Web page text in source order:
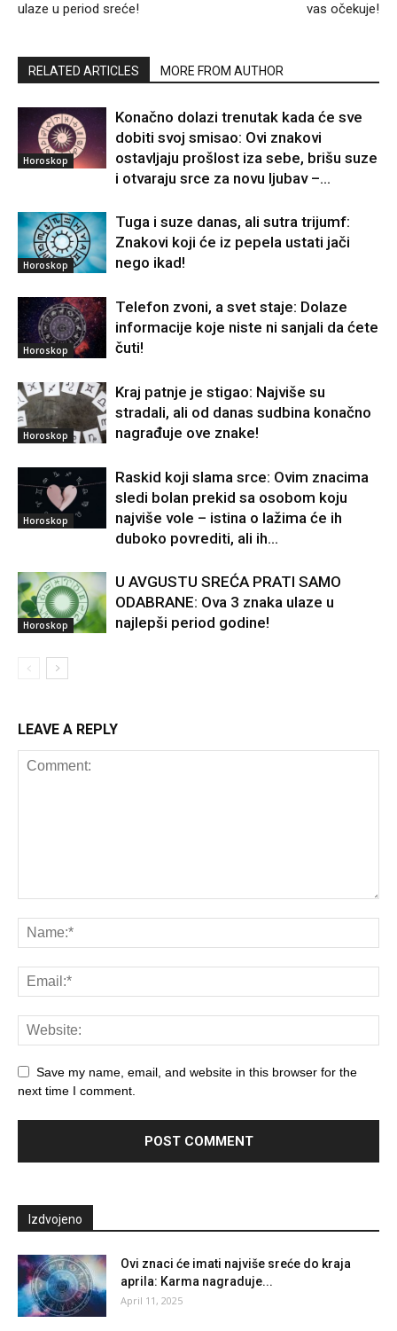
ulaze u period sreće!
vas očekuje!
RELATED ARTICLES MORE FROM AUTHOR
Horoskop
Konačno dolazi trenutak kada će sve
dobiti svoj smisao: Ovi znakovi
ostavljaju prošlost iza sebe, brišu suze
i otvaraju srce za novu ljubav –...
Horoskop
Tuga i suze danas, ali sutra trijumf:
Znakovi koji će iz pepela ustati jači
nego ikad!
Horoskop
Telefon zvoni, a svet staje: Dolaze
informacije koje niste ni sanjali da ćete
čuti!
Horoskop
Kraj patnje je stigao: Najviše su
stradali, ali od danas sudbina konačno
nagrađuje ove znake!
Horoskop
Raskid koji slama srce: Ovim znacima
sledi bolan prekid sa osobom koju
najviše vole – istina o lažima će ih
duboko povrediti, ali ih...
Horoskop
U AVGUSTU SREĆA PRATI SAMO
ODABRANE: Ova 3 znaka ulaze u
najlepši period godine!
LEAVE A REPLY
Save my name, email, and website in this browser for the
next time I comment.
Izdvojeno
Ovi znaci će imati najviše sreće do kraja
aprila: Karma nagraduje...
April 11, 2025